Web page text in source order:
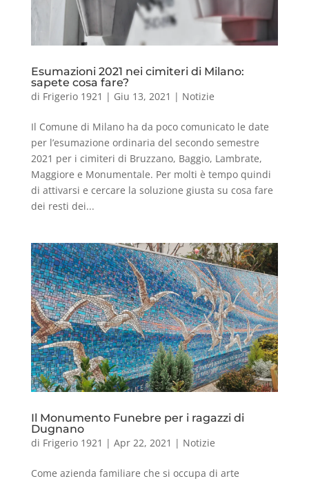
Esumazioni 2021 nei cimiteri di Milano:
sapete cosa fare?
di Frigerio 1921 | Giu 13, 2021 | Notizie
Il Comune di Milano ha da poco comunicato le date
per l’esumazione ordinaria del secondo semestre
2021 per i cimiteri di Bruzzano, Baggio, Lambrate,
Maggiore e Monumentale. Per molti è tempo quindi
di attivarsi e cercare la soluzione giusta su cosa fare
dei resti dei...
Il Monumento Funebre per i ragazzi di
Dugnano
di Frigerio 1921 | Apr 22, 2021 | Notizie
Come azienda familiare che si occupa di arte